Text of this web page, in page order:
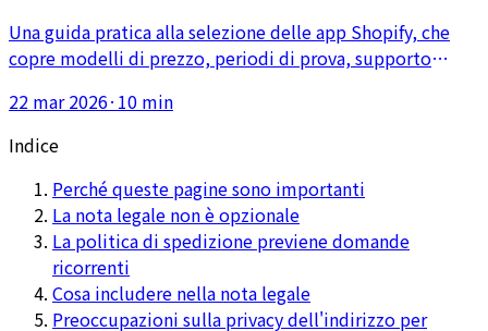
Una guida pratica alla selezione delle app Shopify, che
copre modelli di prezzo, periodi di prova, supporto
di installare troppe app.
22 mar 2026· 10 min
Indice
Perché queste pagine sono importanti
La nota legale non è opzionale
La politica di spedizione previene domande
ricorrenti
Cosa includere nella nota legale
Preoccupazioni sulla privacy dell'indirizzo per